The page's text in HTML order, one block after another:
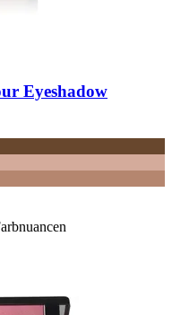
Eyeshadow